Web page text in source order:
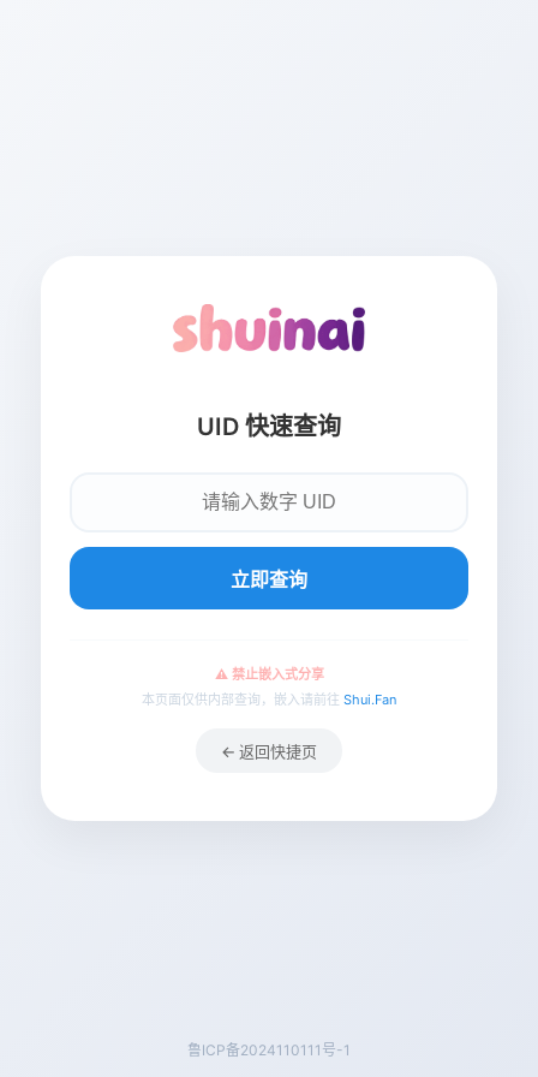
UID 快速查询
立即查询
⚠️ 禁止嵌入式分享
本页面仅供内部查询，嵌入请前往 Shui.Fan
← 返回快捷页
鲁ICP备2024110111号-1